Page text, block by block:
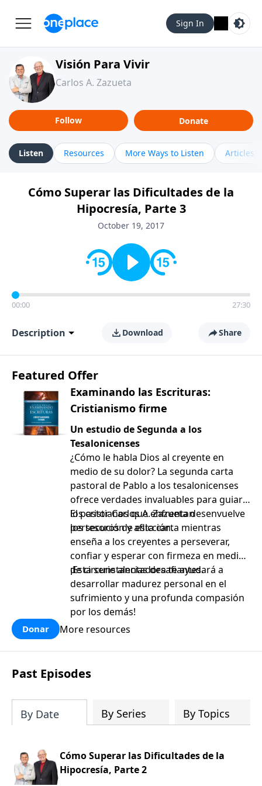
Sign In
Visión Para Vivir
Carlos A. Zazueta
Follow Donate
Listen Resources More Ways to Listen Articles
Cómo Superar las Dificultades de la
Hipocresía, Parte 3
October 19, 2017
00:00 27:30
Description Download Share
Featured Offer
Examinando las Escrituras:
Cristianismo firme
Un estudio de Segunda a los
Tesalonicenses
¿Cómo le habla Dios al creyente en
medio de su dolor? La segunda carta
pastoral de Pablo a los tesalonicenses
ofrece verdades invaluables para guiar a
los cristianos que enfrentan
persecución y aflicción.
El pastor Carlos A. Zazueta desenvuelve
los tesoros de esta carta mientras
enseña a los creyentes a perseverar,
confiar y esperar con firmeza en medio
de circunstancias desafiantes.
¡Esta serie alentadora te ayudará a
desarrollar madurez personal en el
sufrimiento y una profunda compasión
por los demás!
Donar More resources
Past Episodes
By Date By Series By Topics
Cómo Superar las Dificultades de la
Hipocresía, Parte 2